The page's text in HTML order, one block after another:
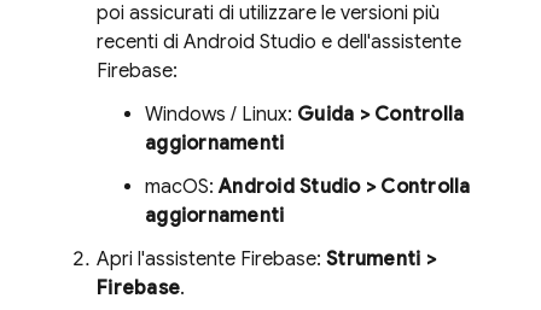
poi assicurati di utilizzare le versioni più
recenti di Android Studio e dell'assistente
Firebase:
Windows / Linux: Guida > Controlla
aggiornamenti
macOS:Android Studio > Controlla
aggiornamenti
Apri l'assistente Firebase: Strumenti >
Firebase.